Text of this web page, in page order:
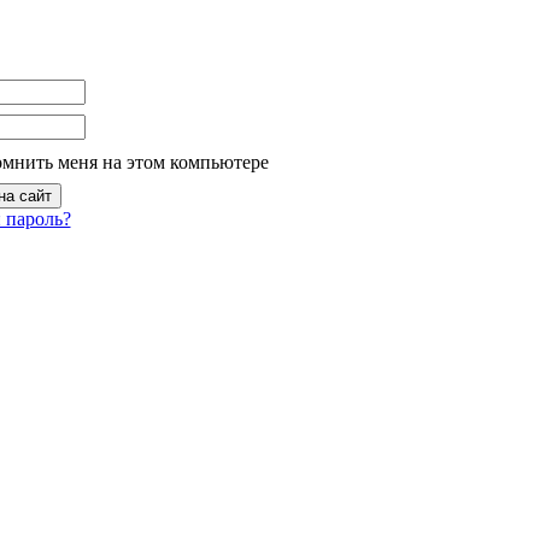
меня на этом компьютере